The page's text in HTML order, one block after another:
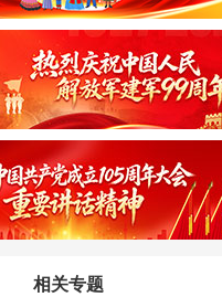
相关专题